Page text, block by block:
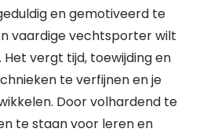
en gemotiveerd te
vaardige vechtsporter wilt
vergt tijd, toewijding en
te verfijnen en je
Door volhardend te
te staan voor leren en